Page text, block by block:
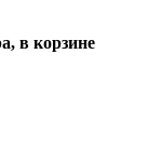
в корзине